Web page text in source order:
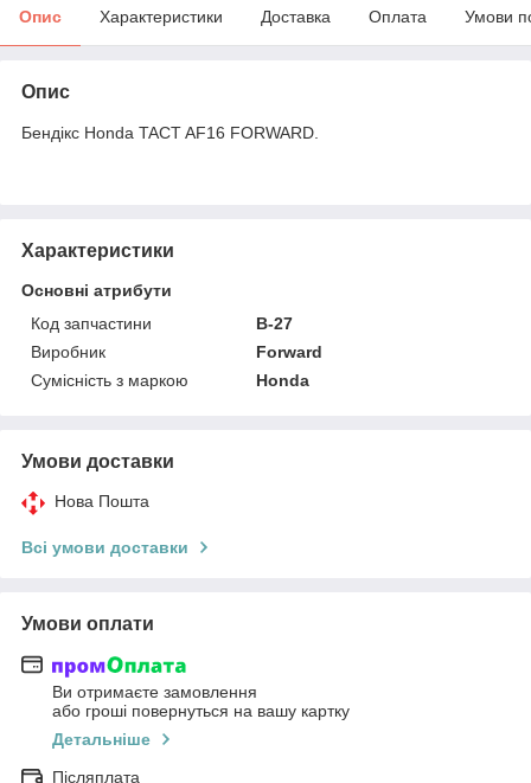
Опис Характеристики Доставка Оплата Умови
Опис
Бендікс Honda TACT AF16 FORWARD.
Характеристики
Основні атрибути
Код запчастини
B-27
Виробник
Forward
Сумісність з маркою
Honda
Умови доставки
Нова Пошта
Всі умови доставки
Умови оплати
Ви отримаєте замовлення
або гроші повернуться на вашу картку
Детальніше
Післяплата